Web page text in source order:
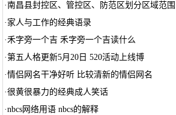
·南昌县封控区、管控区、防范区划分区域范围
· 家人与工作的经典语录
·禾字旁一个吉 禾字旁一个吉读什么
·第五人格更新5月20日 520活动上线博
·情侣网名干净好听 比较清新的情侣网名
·很黄很暴力的经典成人笑话
·nbcs网络用语 nbcs的解释